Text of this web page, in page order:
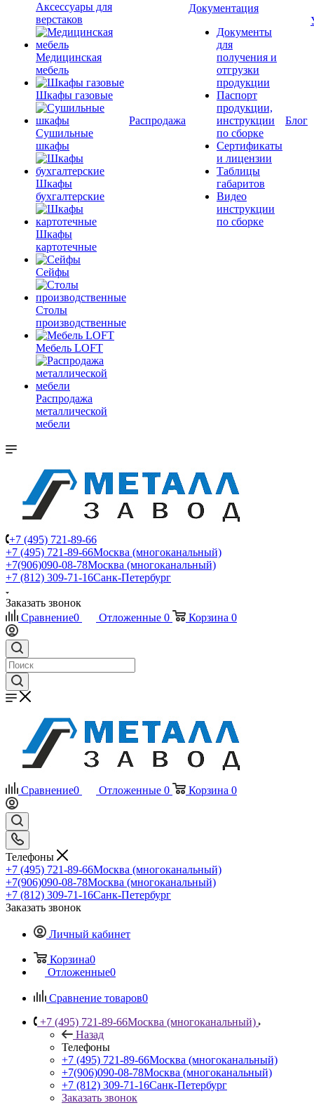
Аксессуары для
верстаков
Медицинская
мебель
Шкафы газовые
Сушильные
шкафы
Шкафы
бухгалтерские
Шкафы
картотечные
Сейфы
Столы
производственные
Мебель LOFT
Распродажа
металлической
мебели
Распродажа
Документация
Документы
для
получения и
отгрузки
продукции
Паспорт
продукции,
инструкции
по сборке
Сертификаты
и лицензии
Таблицы
габаритов
Видео
инструкции
по сборке
Блог
+7 (495) 721-89-66
+7 (495) 721-89-66Москва (многоканальный)
+7(906)090-08-78Москва (многоканальный)
+7 (812) 309-71-16Санк-Петербург
Заказать звонок
Сравнение0 Отложенные 0 Корзина 0
Сравнение0 Отложенные 0 Корзина 0
Телефоны
+7 (495) 721-89-66Москва (многоканальный)
+7(906)090-08-78Москва (многоканальный)
+7 (812) 309-71-16Санк-Петербург
Заказать звонок
Личный кабинет
Корзина0
Отложенные0
Сравнение товаров0
+7 (495) 721-89-66Москва (многоканальный)
Назад
Телефоны
+7 (495) 721-89-66Москва (многоканальный)
+7(906)090-08-78Москва (многоканальный)
+7 (812) 309-71-16Санк-Петербург
Заказать звонок